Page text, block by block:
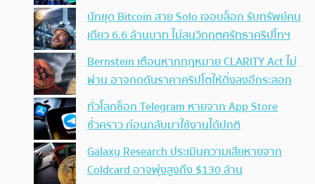
นักขุด Bitcoin สาย Solo เจอบล็อก รับทรัพย์คน
เดียว 6.6 ล้านบาท ไม่สนวิกฤตศรัทธาคริปโทฯ
Bernstein เตือนหากกฎหมาย CLARITY Act ไม่
ผ่าน อาจกดดันราคาคริปโตให้ดิ่งลงอีกระลอก
ทั่วโลกช็อก Telegram หายจาก App Store
ชั่วคราว ก่อนกลับมาใช้งานได้ปกติ
Galaxy Research ประเมินความเสียหายจาก
Coldcard อาจพุ่งสูงถึง $130 ล้าน